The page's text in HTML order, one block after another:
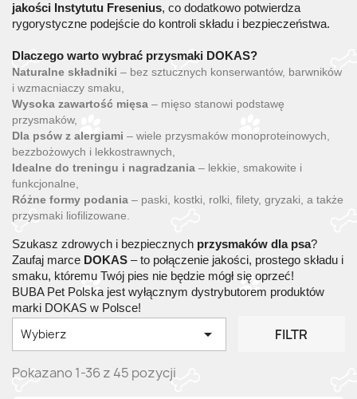
jakości Instytutu Fresenius, co dodatkowo potwierdza
rygorystyczne podejście do kontroli składu i bezpieczeństwa.
Dlaczego warto wybrać przysmaki DOKAS?
Naturalne składniki – bez sztucznych konserwantów, barwników
i wzmacniaczy smaku,
Wysoka zawartość mięsa – mięso stanowi podstawę
przysmaków,
Dla psów z alergiami – wiele przysmaków monoproteinowych,
bezzbożowych i lekkostrawnych,
Idealne do treningu i nagradzania – lekkie, smakowite i
funkcjonalne,
Różne formy podania – paski, kostki, rolki, filety, gryzaki, a także
przysmaki liofilizowane.
Szukasz zdrowych i bezpiecznych przysmaków dla psa?
Zaufaj marce DOKAS – to połączenie jakości, prostego składu i
smaku, któremu Twój pies nie będzie mógł się oprzeć!
BUBA Pet Polska jest wyłącznym dystrybutorem produktów
marki DOKAS w Polsce!
Wybierz  FILTR
Pokazano 1-36 z 45 pozycji